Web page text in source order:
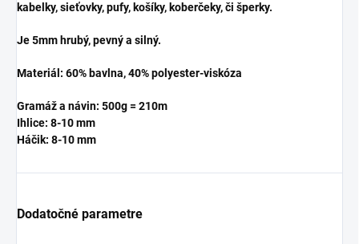
kabelky, sieťovky, pufy, košíky, koberčeky, či šperky.
Je 5mm hrubý, pevný a silný.
Materiál: 60% bavlna, 40% polyester-viskóza
Gramáž a návin: 500g = 210m
Ihlice: 8-10 mm
Háčik: 8-10 mm
Dodatočné parametre